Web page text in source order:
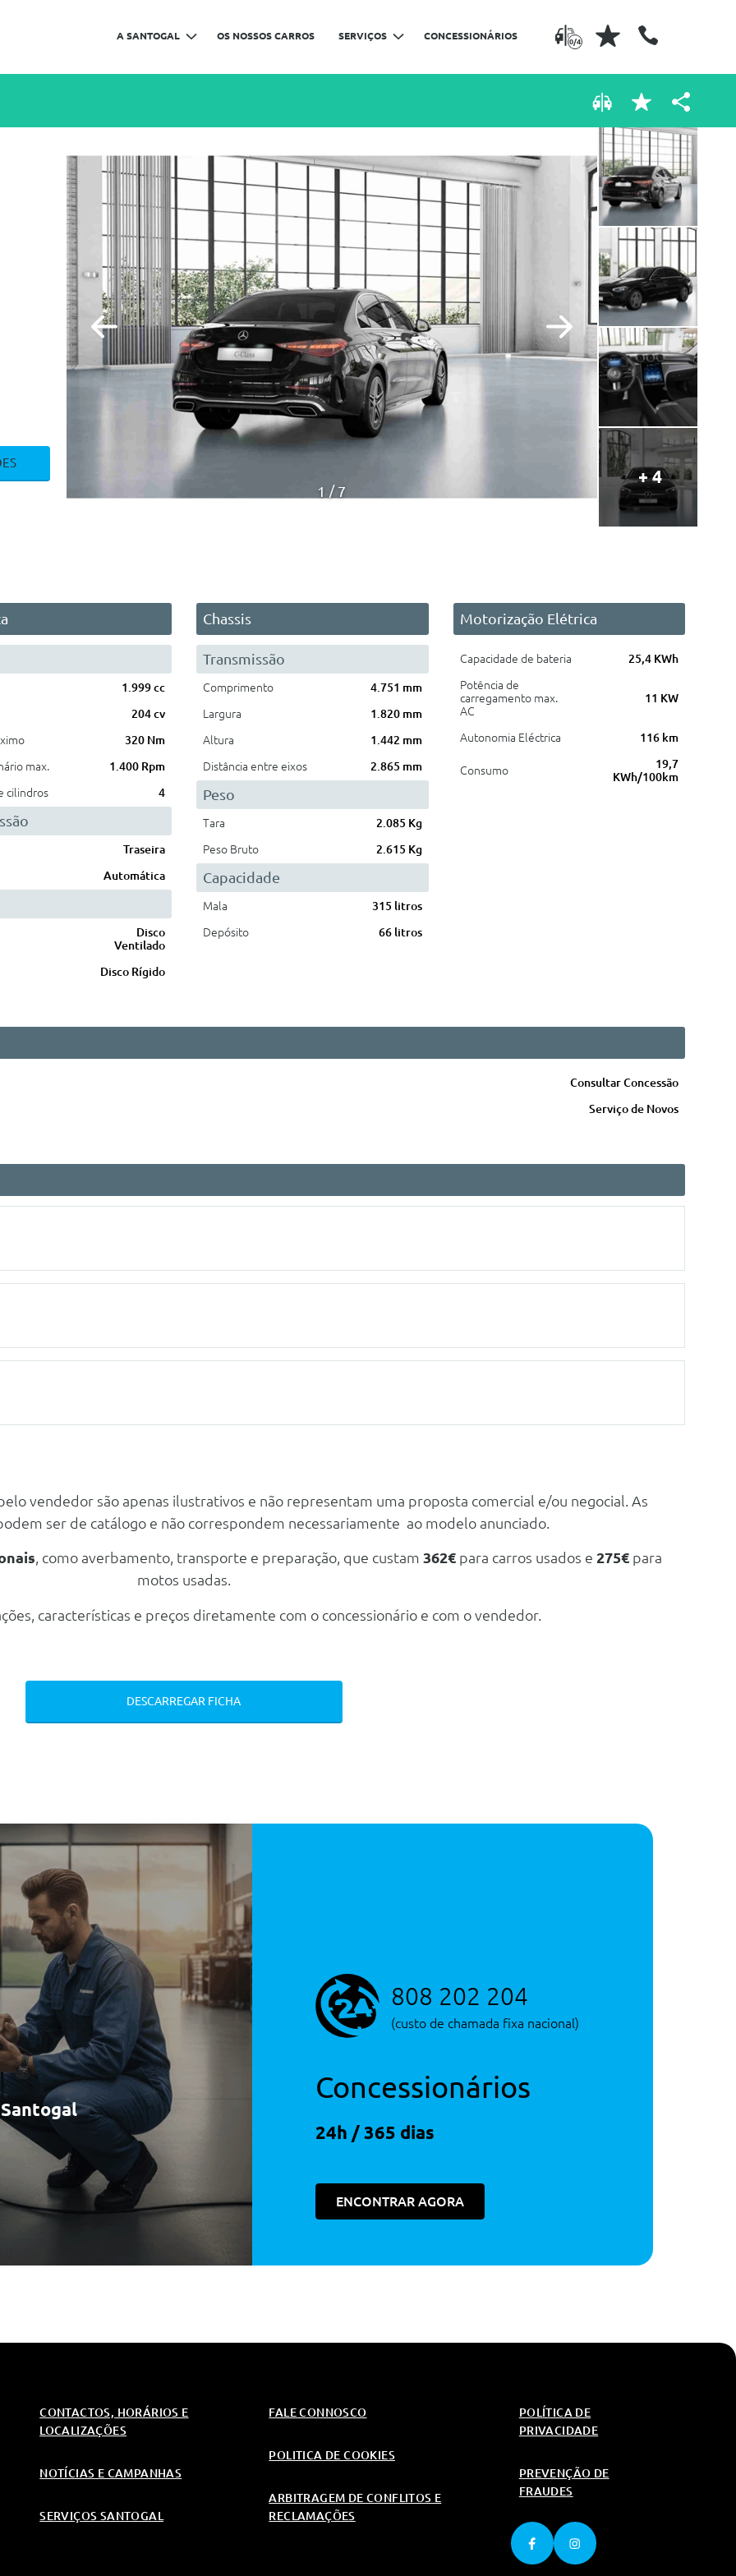
0/4
A SANTOGAL OS NOSSOS CARROS SERVIÇOS CONCESSIONÁRIOS
1 7
+ 4
1.999 cc
204 cv
320 Nm
max.
1.400 Rpm
cilindros
4
Traseira
Automática
Disco
Ventilado
Disco Rígido
Chassis
Transmissão
Comprimento
4.751 mm
Largura
1.820 mm
Altura
1.442 mm
Distância entre eixos
2.865 mm
Peso
Tara
2.085 Kg
Peso Bruto
2.615 Kg
Capacidade
Mala
315 litros
Depósito
66 litros
Motorização Elétrica
Capacidade de bateria
25,4 KWh
Potência de
carregamento max.
AC
11 KW
Autonomia Eléctrica 116 km
Consumo
19,7
KWh/100km
Consultar Concessão
Serviço de Novos
Publico Com 5 Metros
225/45 R18 95y E Traseiros 255/40 R18 99y
Traseiras
Abertura Da Mala
E Liquido Do Limpa Para-Brisas
vendedor são apenas ilustrativos e não representam uma proposta comercial e/ou negocial. As
ser de catálogo e não correspondem necessariamente ao modelo anunciado.
, como averbamento, transporte e preparação, que custam 362€para carros usados e 275€para
motos usadas.
características e preços diretamente com o concessionário e com o vendedor.
DESCARREGAR FICHA
808 202 204
(custo de chamada fixa nacional)
Concessionários
24h / 365 dias
ENCONTRAR AGORA
CONTACTOS, HORÁRIOS E
LOCALIZAÇÕES
NOTÍCIAS E CAMPANHAS
SERVIÇOS SANTOGAL
FALE CONNOSCO
POLITICA DE COOKIES
ARBITRAGEM DE CONFLITOS E
RECLAMAÇÕES
POLÍTICA DE
PRIVACIDADE
PREVENÇÃO DE
FRAUDES